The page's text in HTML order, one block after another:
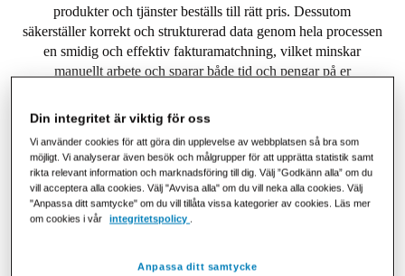
produkter och tjänster beställs till rätt pris. Dessutom
säkerställer korrekt och strukturerad data genom hela processen
en smidig och effektiv fakturamatchning, vilket minskar
manuellt arbete och sparar både tid och pengar på er
kontroll över inkommande leveranser och fakturor, vilket
stärker likviditeten och förenklar ekonomistyrningen
Tre skäl att välja eProcurement
Din integritet är viktig för oss
Vi använder cookies för att göra din upplevelse av webbplatsen så bra som
möjligt. Vi analyserar även besök och målgrupper för att upprätta statistik samt
rikta relevant information och marknadsföring till dig. Välj ”Godkänn alla” om du
vill acceptera alla cookies. Välj "Avvisa alla" om du vill neka alla cookies. Välj
"Anpassa ditt samtycke" om du vill tillåta vissa kategorier av cookies. Läs mer
om cookies i vår
integritetspolicy
Anpassa ditt samtycke